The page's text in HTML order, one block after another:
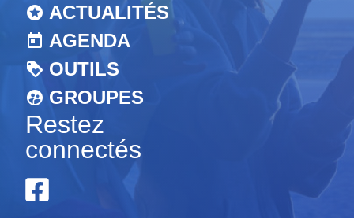
ACTUALITÉS
AGENDA
OUTILS
GROUPES
Restez
connectés